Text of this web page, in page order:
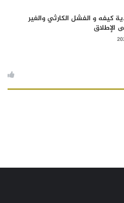
كيفه و الفشل الكارثي والغير
الإطلاق